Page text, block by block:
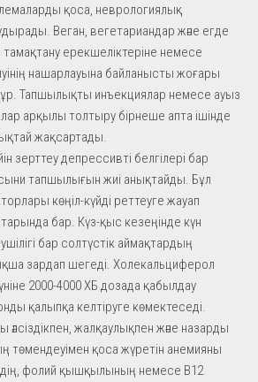
қоса, неврологиялық
Веган, вегетариандар және егде
ерекшеліктеріне немесе
нашарлауына байланысты жоғары
Тапшылықты инъекциялар немесе ауыз
арқылы толтыру бірнеше апта ішінде
жақсартады.
зерттеу депрессивті белгілері бар
тапшылығын жиі анықтайды. Бұл
көңіл-күйді реттеуге жауап
бар. Күз-қыс кезеңінде күн
бар солтүстік аймақтардың
зардап шегеді. Холекальциферол
2000-4000 ХБ дозада қабылдау
қалыпқа келтіруге көмектеседі.
жалқаулықпен және назарды
төмендеуімен қоса жүретін анемияны
фолий қышқылының немесе В12